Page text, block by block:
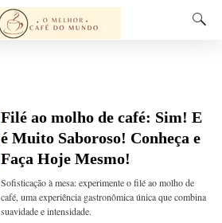
Filé ao molho de café: Sim! E
é Muito Saboroso! Conheça e
Faça Hoje Mesmo!
Sofisticação à mesa: experimente o filé ao molho de
café, uma experiência gastronômica única que combina
suavidade e intensidade.